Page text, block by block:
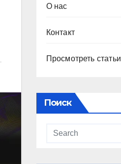
О нас
Контакт
Просмотреть статьи
Поиск